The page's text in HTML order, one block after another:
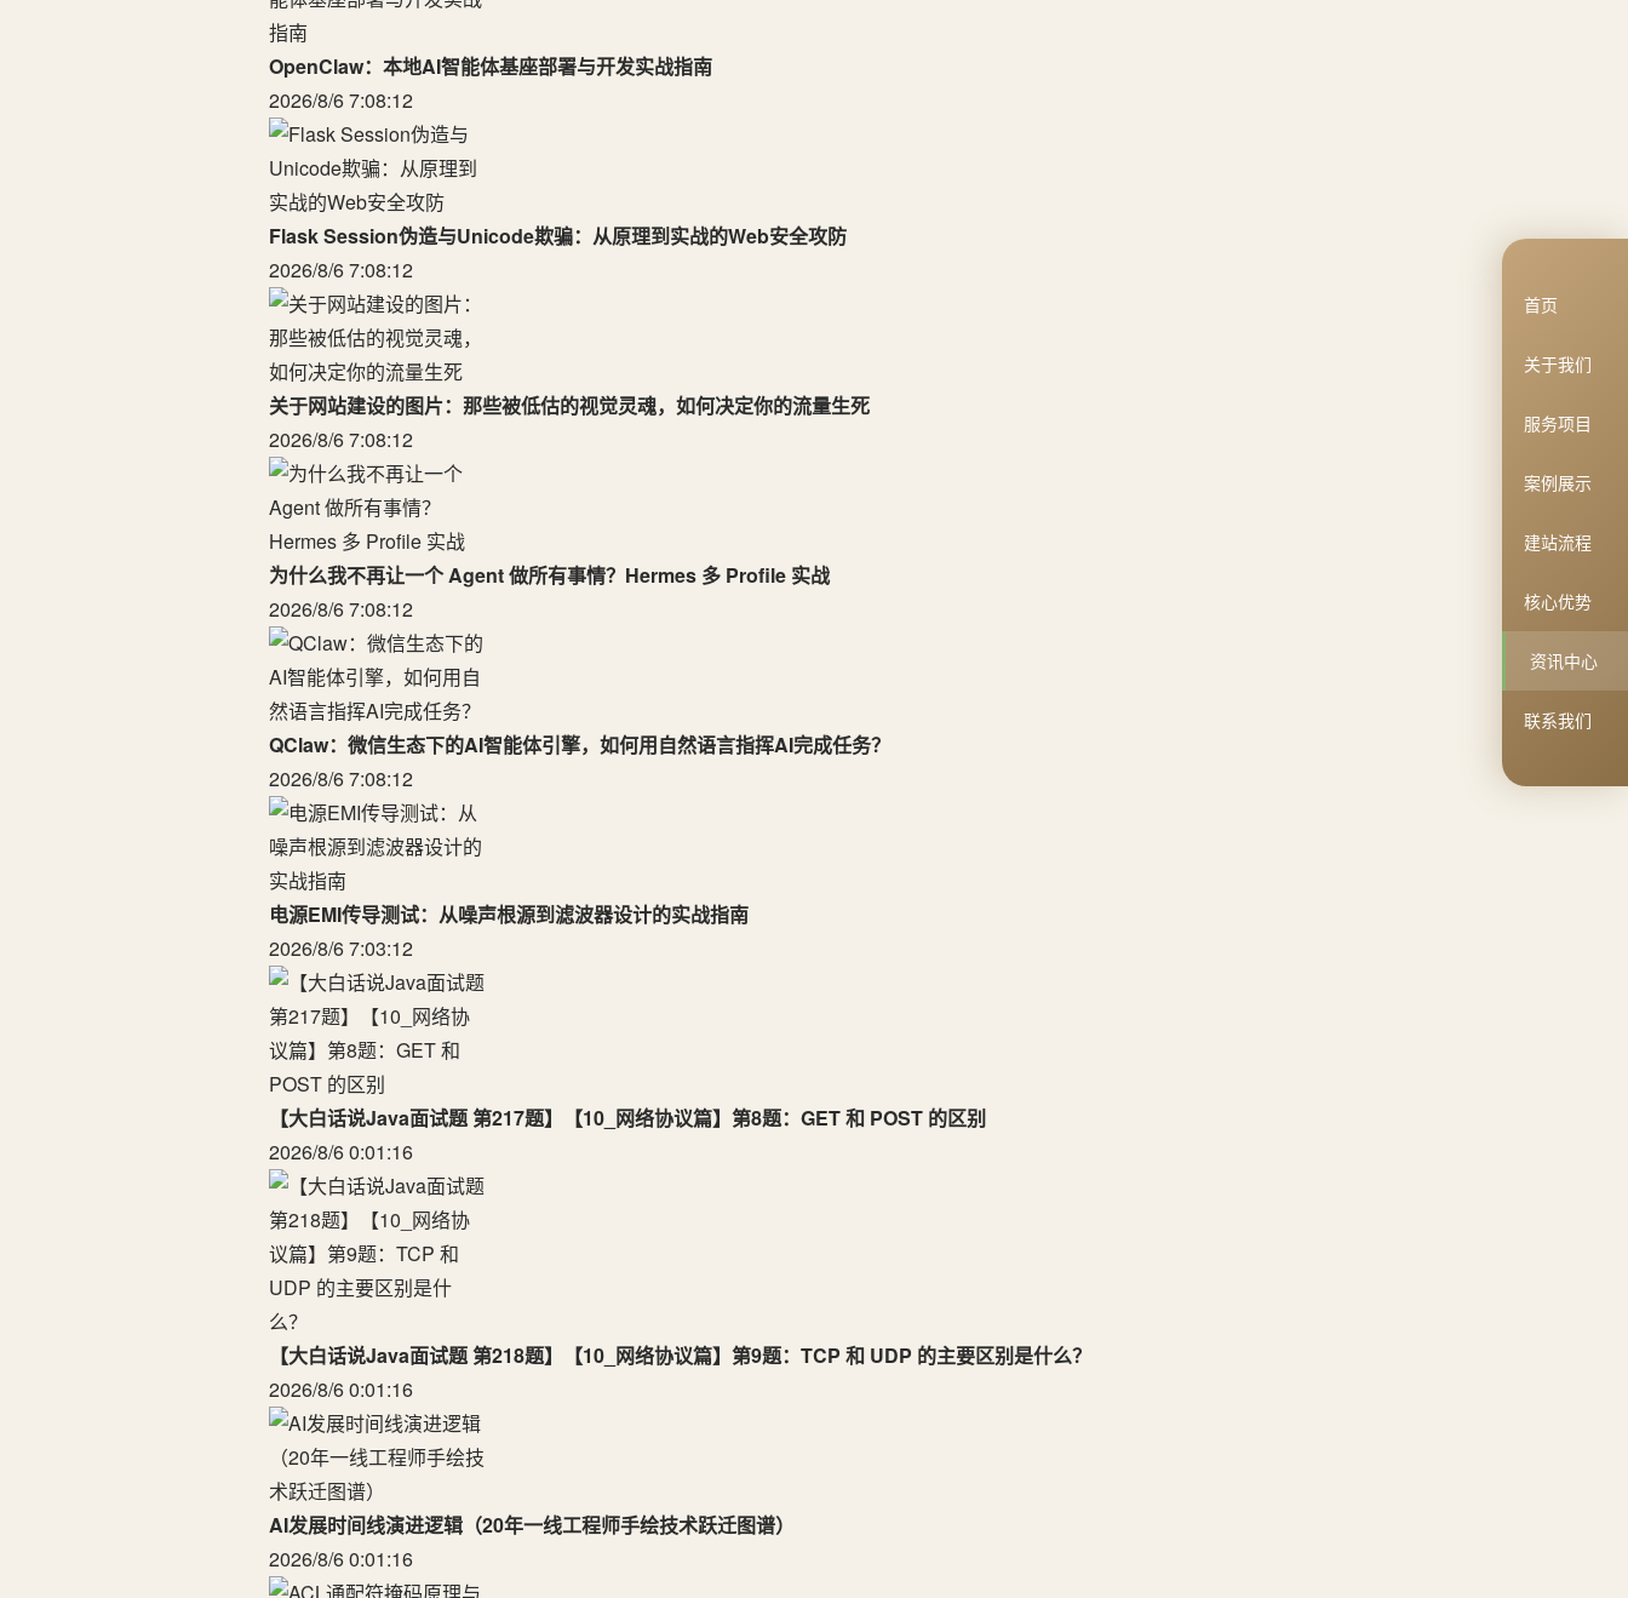
首页
关于我们
服务项目
案例展示
建站流程
核心优势
资讯中心
联系我们
OpenClaw：本地AI智能体基座部署与开发实战指南
2026/8/6 7:08:12
Flask Session伪造与Unicode欺骗：从原理到实战的Web安全攻防
2026/8/6 7:08:12
关于网站建设的图片：那些被低估的视觉灵魂，如何决定你的流量生死
2026/8/6 7:08:12
为什么我不再让一个 Agent 做所有事情？Hermes 多 Profile 实战
2026/8/6 7:08:12
QClaw：微信生态下的AI智能体引擎，如何用自然语言指挥AI完成任务？
2026/8/6 7:08:12
电源EMI传导测试：从噪声根源到滤波器设计的实战指南
2026/8/6 7:03:12
【大白话说Java面试题 第217题】【10_网络协议篇】第8题：GET 和 POST 的区别
2026/8/6 0:01:16
【大白话说Java面试题 第218题】【10_网络协议篇】第9题：TCP 和 UDP 的主要区别是什么？
2026/8/6 0:01:16
AI发展时间线演进逻辑（20年一线工程师手绘技术跃迁图谱）
2026/8/6 0:01:16